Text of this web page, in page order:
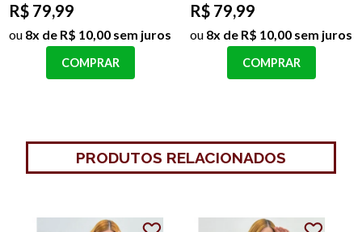
R$ 79,99
ou 8x de R$ 10,00 sem juros
COMPRAR
R$ 79,99
ou 8x de R$ 10,00 sem juros
COMPRAR
PRODUTOS RELACIONADOS